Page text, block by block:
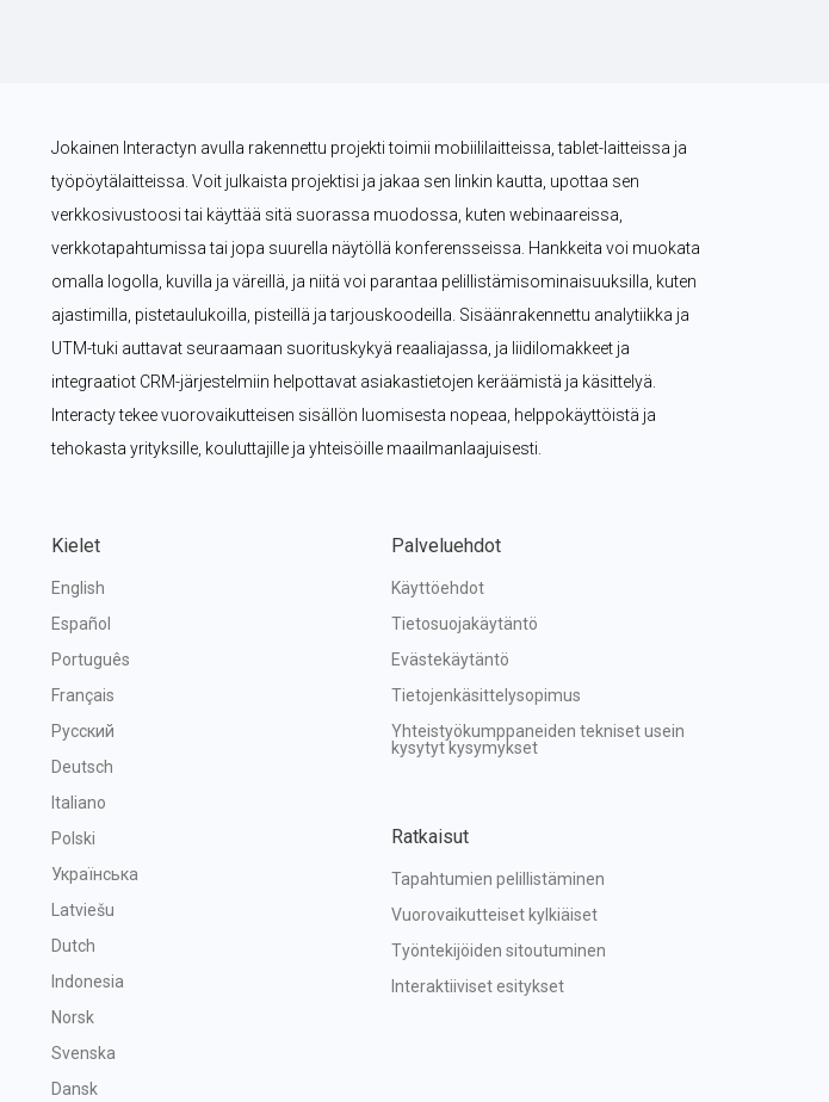
Jokainen Interactyn avulla rakennettu projekti toimii mobiililaitteissa, tablet-laitteissa ja
työpöytälaitteissa. Voit julkaista projektisi ja jakaa sen linkin kautta, upottaa sen
verkkosivustoosi tai käyttää sitä suorassa muodossa, kuten webinaareissa,
verkkotapahtumissa tai jopa suurella näytöllä konferensseissa. Hankkeita voi muokata
omalla logolla, kuvilla ja väreillä, ja niitä voi parantaa pelillistämisominaisuuksilla, kuten
ajastimilla, pistetaulukoilla, pisteillä ja tarjouskoodeilla. Sisäänrakennettu analytiikka ja
UTM-tuki auttavat seuraamaan suorituskykyä reaaliajassa, ja liidilomakkeet ja
integraatiot CRM-järjestelmiin helpottavat asiakastietojen keräämistä ja käsittelyä.
Interacty tekee vuorovaikutteisen sisällön luomisesta nopeaa, helppokäyttöistä ja
tehokasta yrityksille, kouluttajille ja yhteisöille maailmanlaajuisesti.
Kielet
English
Español
Português
Français
Русский
Deutsch
Italiano
Polski
Українська
Latviešu
Dutch
Indonesia
Norsk
Svenska
Dansk
Palveluehdot
Käyttöehdot
Tietosuojakäytäntö
Evästekäytäntö
Tietojenkäsittelysopimus
Yhteistyökumppaneiden tekniset usein
kysytyt kysymykset
Ratkaisut
Tapahtumien pelillistäminen
Vuorovaikutteiset kylkiäiset
Työntekijöiden sitoutuminen
Interaktiiviset esitykset